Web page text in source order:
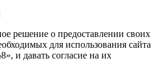
решение о предоставлении своих
для использования сайта
и давать согласие на их